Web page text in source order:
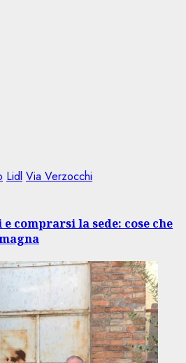
Lidl Via Verzocchi
comprarsi la sede: cose che